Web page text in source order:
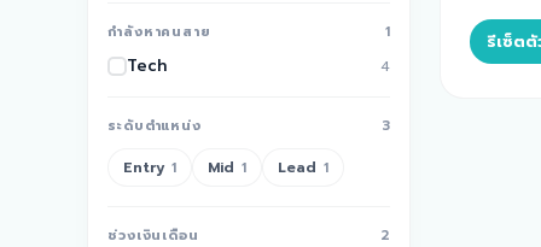
กำลังหาคนสาย 1
Tech 4
ระดับตำแหน่ง 3
Entry 1 Mid 1 Lead 1
ช่วงเงินเดือน 2
รีเซ็ต